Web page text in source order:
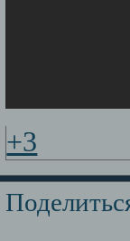
+3